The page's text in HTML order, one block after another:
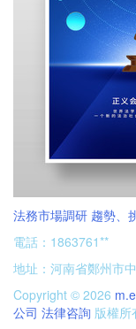
法務市場調研 趨勢、
電話：1863761**
地址：河南省鄭州市
Copyright © 2026
公司 法律咨詢 版權所